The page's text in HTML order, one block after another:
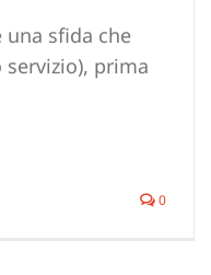
sfida che
prima
0